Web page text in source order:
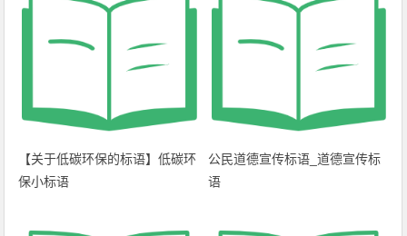
【关于低碳环保的标语】低碳环
保小标语
公民道德宣传标语_道德宣传标
语